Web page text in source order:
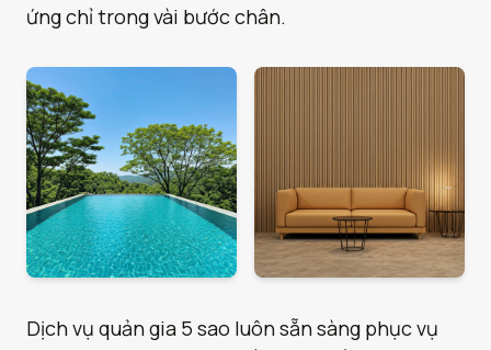
ứng chỉ trong vài bước chân.
Dịch vụ quản gia 5 sao luôn sẵn sàng phục vụ